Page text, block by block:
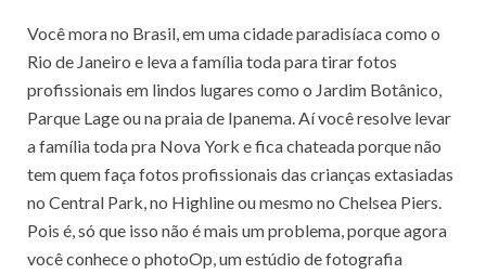
Você mora no Brasil, em uma cidade paradisíaca como o
Rio de Janeiro e leva a família toda para tirar fotos
profissionais em lindos lugares como o Jardim Botânico,
Parque Lage ou na praia de Ipanema. Aí você resolve levar
a família toda pra Nova York e fica chateada porque não
tem quem faça fotos profissionais das crianças extasiadas
no Central Park, no Highline ou mesmo no Chelsea Piers.
Pois é, só que isso não é mais um problema, porque agora
você conhece o photoOp, um estúdio de fotografia